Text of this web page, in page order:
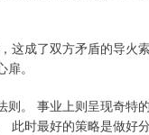
这成了双方矛盾的导火
。
。 事业上则呈现奇特
此时最好的策略是做好